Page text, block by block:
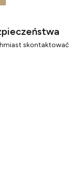
skontaktować